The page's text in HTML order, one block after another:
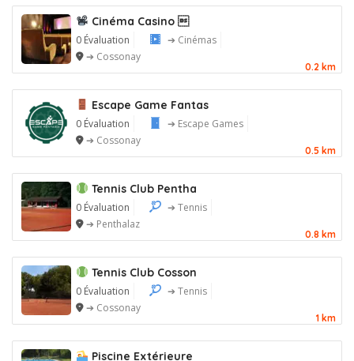
Cinéma Casino 
0 Évaluation
➔ Cinémas
➔ Cossonay
0.2 km
Escape Game Fantas
0 Évaluation
➔ Escape Games
➔ Cossonay
0.5 km
Tennis Club Pentha
0 Évaluation
➔ Tennis
➔ Penthalaz
0.8 km
Tennis Club Cosson
0 Évaluation
➔ Tennis
➔ Cossonay
1 km
Piscine Extérieure